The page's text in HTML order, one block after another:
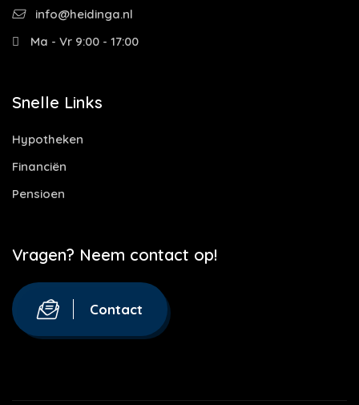
info@heidinga.nl
Ma - Vr 9:00 - 17:00
Snelle Links
Hypotheken
Financiën
Pensioen
Vragen? Neem contact op!
Contact